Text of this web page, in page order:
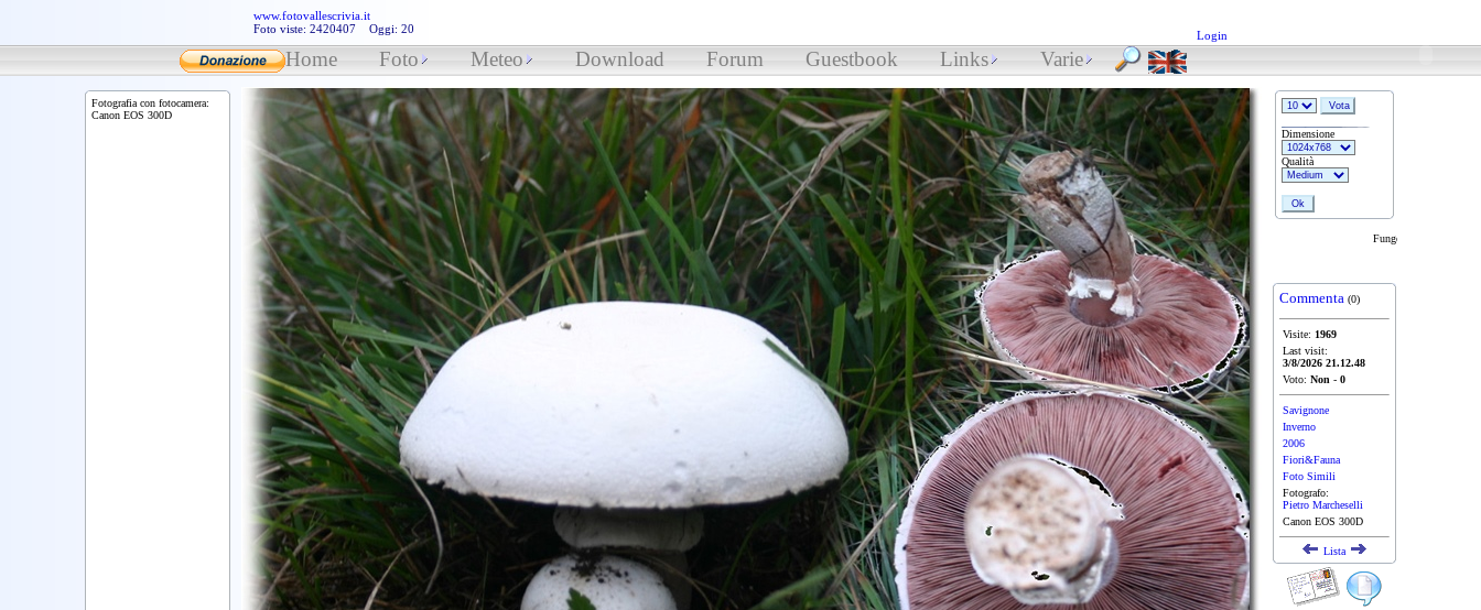
www.fotovallescrivia.it
Foto viste: 2420407 Oggi: 20
Login
Home Foto Meteo Download Forum Guestbook Links Varie
Fotografia con fotocamera:
Canon EOS 300D
Dimensione
Qualità
Fungo prataiolo: psaliota
Commenta (0)
Visite: 1969
Last visit:
3/8/2026 21.12.48
Voto: Non - 0
Savignone
Inverno
2006
Fiori&Fauna
Foto Simili
Fotografo:
Pietro Marcheselli
Canon EOS 300D
Lista